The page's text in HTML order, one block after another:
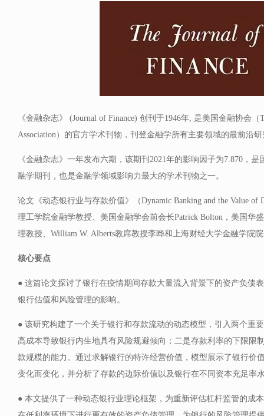
《金融杂志》 (Journal of Finance) 创刊于1946年, 是美国金融协会（
Association）的官方学术刊物，刊登金融学所有主要领域的最前沿
《金融杂志》一年发布六期，该期刊2021年的影响因子为7.870，
融学期刊，也是金融学领域影响力最大的学术刊物之一。
论文《动态银行业与存款价值》（Dynamic Banking and the Value of
理工学院金融学教授、美国金融学会前会长Patrick Bolton，美国华
理教授、William W. Alberts教席教授李晔和上海财经大学金融学院
核心要点
● 这篇论文探讨了银行在疫情期间存款大量流入背景下的资产负债
银行估值和风险管理的影响。
● 该研究构建了一个关于银行和存款流动的动态模型，引入两个重
高成本导致银行内生地具有风险规避倾向；二是存款利率的下限限
款规模的能力。通过求解银行的特许经营价值，模型展示了银行价
变化而变化，并分析了存款的边际价值以及银行在不同资本充足率
● 本文提供了一种动态银行业理论框架，为重新评估杠杆监管的成